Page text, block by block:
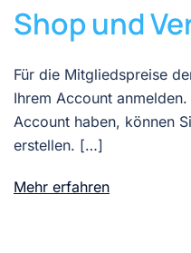
Shop und
Für die Mitgliedspreise
Ihrem Account
Account haben, können
erstellen. […]
Mehr erfahren